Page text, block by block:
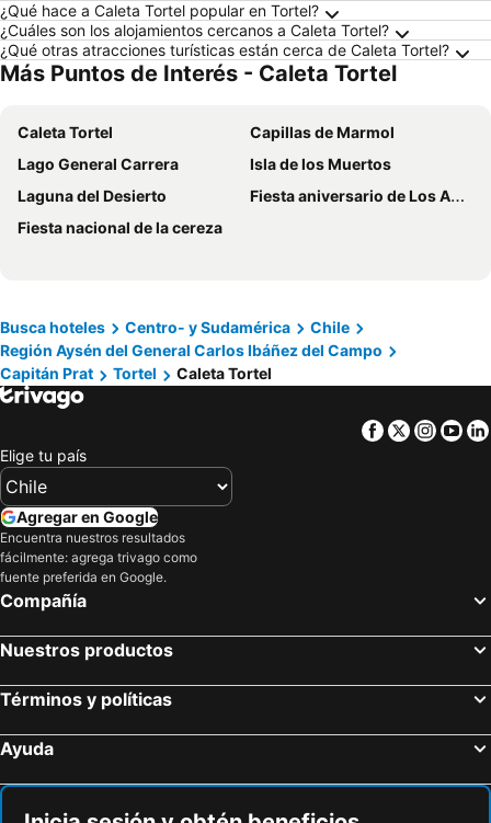
¿Qué hace a Caleta Tortel popular en Tortel?
¿Cuáles son los alojamientos cercanos a Caleta Tortel?
¿Qué otras atracciones turísticas están cerca de Caleta Tortel?
Más Puntos de Interés - Caleta Tortel
Caleta Tortel
Capillas de Marmol
Lago General Carrera
Isla de los Muertos
Laguna del Desierto
Fiesta aniversario de Los Antiguos
Fiesta nacional de la cereza
Busca hoteles Centro- y Sudamérica
Chile
Región Aysén del General Carlos Ibáñez del Campo
Capitán Prat
Tortel Caleta Tortel
Facebook
Twitter
Elige tu país
Agregar en Google
Encuentra nuestros resultados
fácilmente: agrega trivago como
fuente preferida en Google.
Compañía
Nuestros productos
Términos y políticas
Ayuda